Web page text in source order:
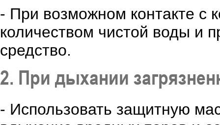
- При возможном контакте с
количеством чистой воды и
средство.
2. При дыхании
- Использовать защитную